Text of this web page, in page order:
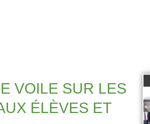
VOILE SUR LES
ÉLÈVES ET